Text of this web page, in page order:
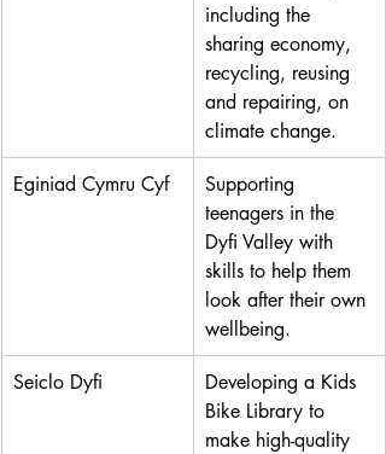
including the
sharing economy,
recycling, reusing
and repairing, on
climate change.
Eginiad Cymru Cyf
Supporting
teenagers in the
Dyfi Valley with
skills to help them
look after their own
wellbeing.
Seiclo Dyfi
Developing a Kids
Bike Library to
make high-quality